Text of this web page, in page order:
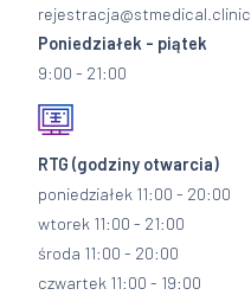
rejestracja@stmedical.clinic
Poniedziałek - piątek
9:00 - 21:00
RTG (godziny otwarcia)
poniedziałek 11:00 - 20:00
wtorek 11:00 - 21:00
środa 11:00 - 20:00
czwartek 11:00 - 19:00